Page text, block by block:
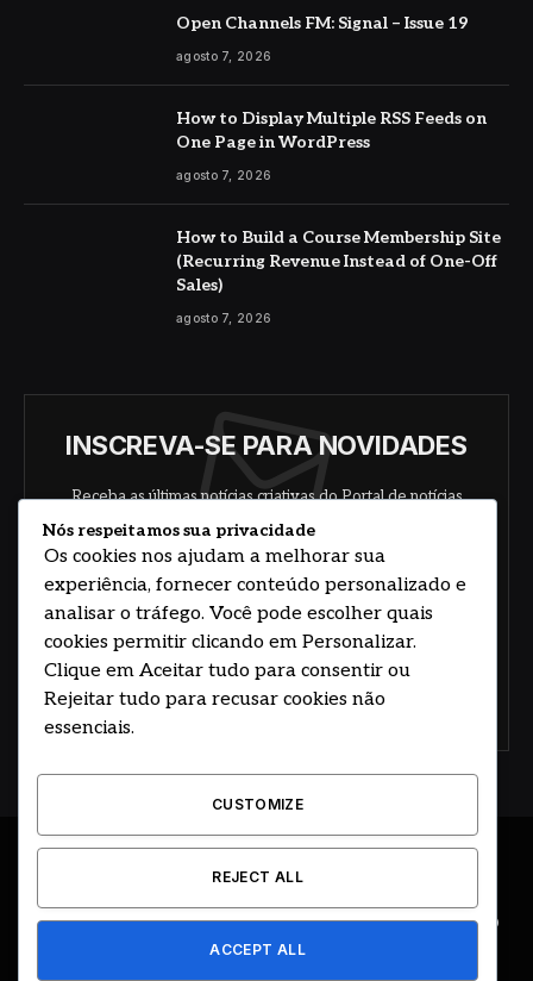
Open Channels FM: Signal – Issue 19
agosto 7, 2026
How to Display Multiple RSS Feeds on
One Page in WordPress
agosto 7, 2026
How to Build a Course Membership Site
(Recurring Revenue Instead of One-Off
Sales)
agosto 7, 2026
INSCREVA-SE PARA NOVIDADES
Receba as últimas notícias criativas do Portal de notícias
sobre arte, design e negócios.
Concorde com nossos termos e acordo de
© 2026 DESENVOLVIDO POR HOSTING PRIME BRASIL
ÚLTIMAS NOTÍCIAS DESTAQUES
CIDADE E REGIÃO
EDITORIAL EVENTOS
Nós respeitamos sua privacidade
Os cookies nos ajudam a melhorar sua
experiência, fornecer conteúdo personalizado e
analisar o tráfego. Você pode escolher quais
cookies permitir clicando em Personalizar.
Clique em Aceitar tudo para consentir ou
Rejeitar tudo para recusar cookies não
essenciais.
CUSTOMIZE
REJECT ALL
ACCEPT ALL